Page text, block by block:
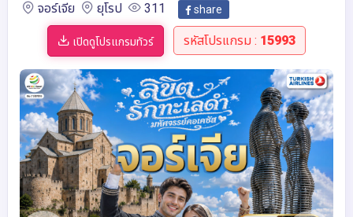
จอร์เจีย ยุโรป 311 share
เปิดดูโปรแกรมทัวร์ รหัสโปรแกรม : 15993